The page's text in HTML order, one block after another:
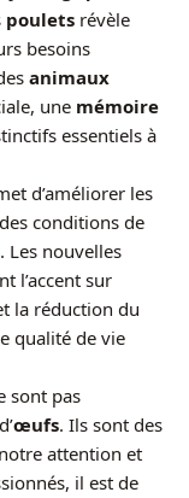
poulets révèle
besoins
animaux
une mémoire
essentiels à
d’améliorer les
conditions de
Les nouvelles
l’accent sur
la réduction du
qualité de vie
sont pas
œufs. Ils sont des
attention et
il est de